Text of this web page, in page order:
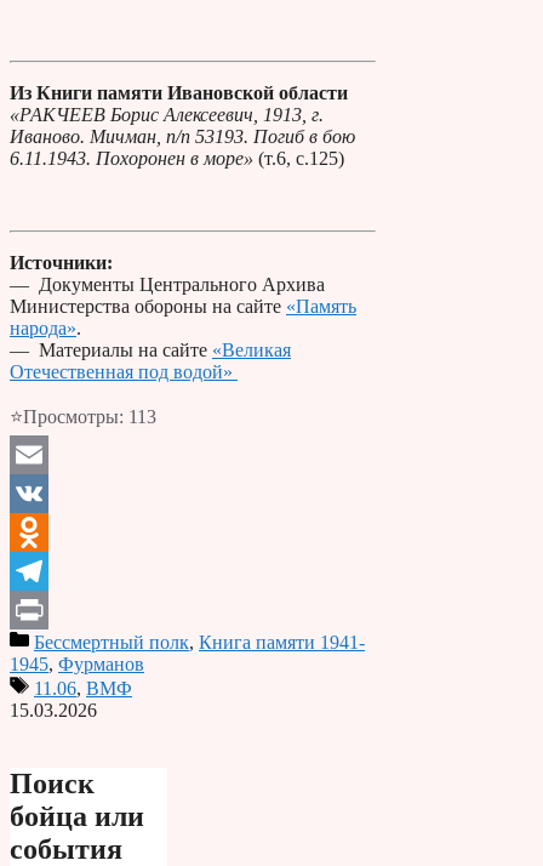
Из Книги памяти Ивановской области
«РАКЧЕЕВ Борис Алексеевич, 1913, г.
Иваново. Мичман, п/п 53193. Погиб в бою
6.11.1943. Похоронен в море» (т.6, с.125)
Источники:
— Документы Центрального Архива
Министерства обороны на сайте «Память
народа».
— Материалы на сайте «Великая
Отечественная под водой»
⭐Просмотры: 113
Email
VK
Odnoklassniki
Telegram
PrintБессмертный полк, Книга памяти 1941-
1945, Фурманов
11.06, ВМФ
15.03.2026
Поиск
бойца или
события